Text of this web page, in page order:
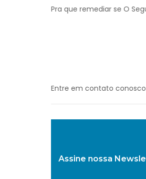
Pra que remediar se O
Entre em contato
Assine nossa